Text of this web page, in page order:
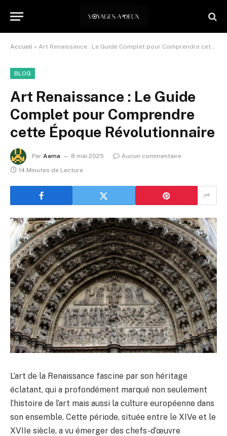
Accueil » Art Renaissance : Le Guide Complet pour Comprendre cette Époque Révolutionnaire
BLOG
Art Renaissance : Le Guide
Complet pour Comprendre
cette Époque Révolutionnaire
Par Aama 8 mai 2025
Aucun commentaire
14 Minutes de Lecture
L’art de la Renaissance fascine par son héritage
éclatant, qui a profondément marqué non seulement
l’histoire de l’art mais aussi la culture européenne dans
son ensemble. Cette période, située entre le XIVe et le
XVIIe siècle, a vu émerger des chefs-d’œuvre